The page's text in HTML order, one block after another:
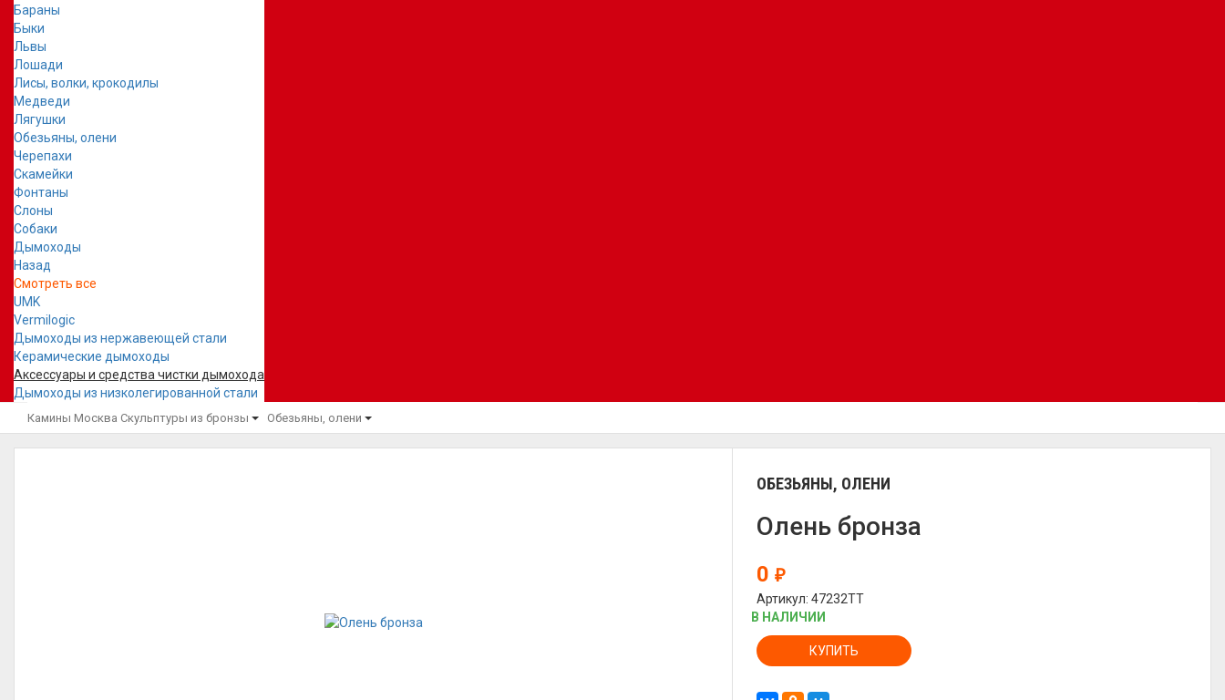
Бараны
Быки
Львы
Лошади
Лисы, волки, крокодилы
Медведи
Лягушки
Обезьяны, олени
Черепахи
Скамейки
Фонтаны
Слоны
Собаки
Дымоходы
Назад
Смотреть все
UMK
Vermilogic
Дымоходы из нержавеющей стали
Керамические дымоходы
Аксессуары и средства чистки дымохода
Дымоходы из низколегированной стали
Камины Москва Скульптуры из бронзы Обезьяны, олени
ОБЕЗЬЯНЫ, ОЛЕНИ
Олень бронза
0₽
Артикул: 47232TT
В НАЛИЧИИ
КУПИТЬ